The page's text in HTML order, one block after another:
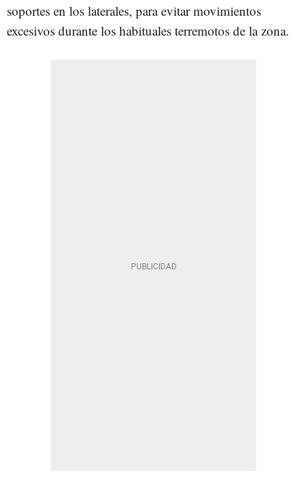
soportes en los laterales, para evitar movimientos
excesivos durante los habituales terremotos de la zona.